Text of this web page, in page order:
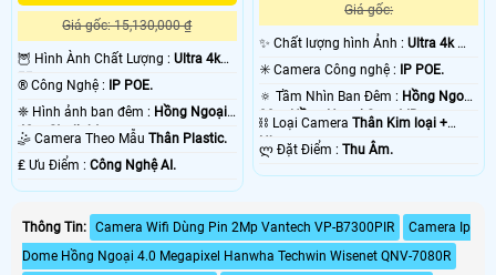
Giá gốc: 15,130,000 ₫
🦉 Hình Ành Chất Lượng : Ultra 4k
👍🏾 .
®️ Công Nghệ :
IP POE.
❈ Hình ảnh ban đêm : Hồng Ngoại
40m Starlight.
🤹 Camera Theo Mẫu Thân Plastic.
️₤ Ưu Điểm : Công Nghệ AI.
Giá gốc:
✨ Chất lượng hình Ảnh :Ultra 4k 👍🏾
.
✳️ Camera Công nghệ :
IP POE.
🔅 Tầm Nhìn Ban Đêm : Hồng Ngoại
30m Hồng Ngoại Smart IR.
⛓ Loại CameraThân Kim loại +
Nhựa.
️ლ Đặt Điểm :Thu Âm.
Thông Tin: Camera Wifi Dùng Pin 2Mp Vantech VP-B7300PIR
Camera Ip
Dome Hồng Ngoại 4.0 Megapixel Hanwha Techwin Wisenet QNV-7080R